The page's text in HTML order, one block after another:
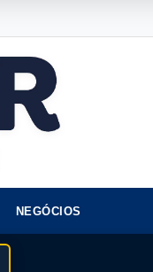
NEGÓCIOS